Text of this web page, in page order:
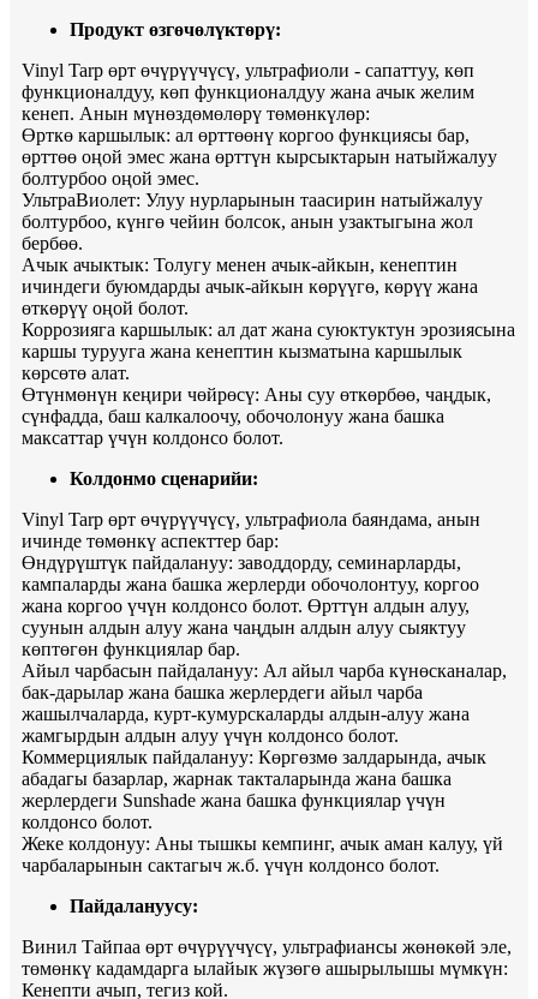
Продукт өзгөчөлүктөрү:
Vinyl Tarp өрт өчүрүүчүсү, ультрафиоли - сапаттуу, көп
функционалдуу, көп функционалдуу жана ачык желим
кенеп. Анын мүнөздөмөлөрү төмөнкүлөр:
Өрткө каршылык: ал өрттөөнү коргоо функциясы бар,
өрттөө оңой эмес жана өрттүн кырсыктарын натыйжалуу
болтурбоо оңой эмес.
УльтраВиолет: Улуу нурларынын таасирин натыйжалуу
болтурбоо, күнгө чейин болсок, анын узактыгына жол
бербөө.
Ачык ачыктык: Толугу менен ачык-айкын, кенептин
ичиндеги буюмдарды ачык-айкын көрүүгө, көрүү жана
өткөрүү оңой болот.
Коррозияга каршылык: ал дат жана суюктуктун эрозиясына
каршы турууга жана кенептин кызматына каршылык
көрсөтө алат.
Өтүнмөнүн кеңири чөйрөсү: Аны суу өткөрбөө, чаңдык,
сүнфадда, баш калкалоочу, обочолонуу жана башка
максаттар үчүн колдонсо болот.
Колдонмо сценарийи:
Vinyl Tarp өрт өчүрүүчүсү, ультрафиола баяндама, анын
ичинде төмөнкү аспекттер бар:
Өндүрүштүк пайдалануу: заводдорду, семинарларды,
кампаларды жана башка жерлерди обочолонтуу, коргоо
жана коргоо үчүн колдонсо болот. Өрттүн алдын алуу,
суунын алдын алуу жана чаңдын алдын алуу сыяктуу
көптөгөн функциялар бар.
Айыл чарбасын пайдалануу: Ал айыл чарба күнөсканалар,
бак-дарылар жана башка жерлердеги айыл чарба
жашылчаларда, курт-кумурскаларды алдын-алуу жана
жамгырдын алдын алуу үчүн колдонсо болот.
Коммерциялык пайдалануу: Көргөзмө залдарында, ачык
абадагы базарлар, жарнак такталарында жана башка
жерлердеги Sunshade жана башка функциялар үчүн
колдонсо болот.
Жеке колдонуу: Аны тышкы кемпинг, ачык аман калуу, үй
чарбаларынын сактагыч ж.б. үчүн колдонсо болот.
Пайдалануусу:
Винил Тайпаа өрт өчүрүүчүсү, ультрафиансы жөнөкөй эле,
төмөнкү кадамдарга ылайык жүзөгө ашырылышы мүмкүн:
Кенепти ачып, тегиз кой.